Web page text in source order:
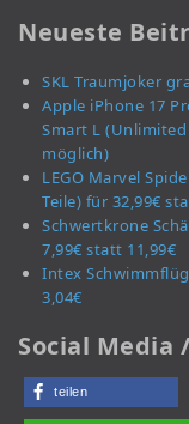
Neueste
SKL Traumjoker
Apple iPhone 17
Smart L
möglich)
LEGO Marvel
Teile) für 32,99€
Schwertkrone
7,99€ statt 11,99€
Intex
3,04€
Social Media
teilen